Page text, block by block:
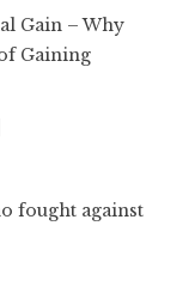
Gain – Why
Gaining
fought against